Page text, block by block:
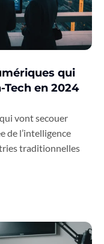
qui
en 2024
vont secouer
de l’intelligence
traditionnelles